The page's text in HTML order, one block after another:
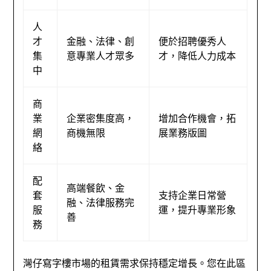
人
才
集
中
金融、法律、創
意專業人才眾多
便於招聘優秀人
才，降低人力成本
商
業
網
絡
企業密集度高，
商機無限
增加合作機會，拓
展業務版圖
配
套
服
務
高端餐飲、金
融、法律服務完
善
支持企業日常營
運，提升專業形象
灣仔寫字樓市場的租賃需求保持穩定增長。您在此區